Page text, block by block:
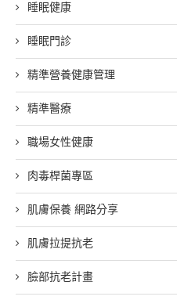
睡眠健康
睡眠門診
精準營養健康管理
精準醫療
職場女性健康
肉毒桿菌專區
肌膚保養 網路分享
肌膚拉提抗老
臉部抗老計畫